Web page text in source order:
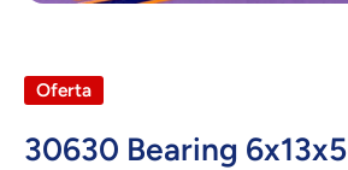
Oferta
30630 Bearing 6x13x5